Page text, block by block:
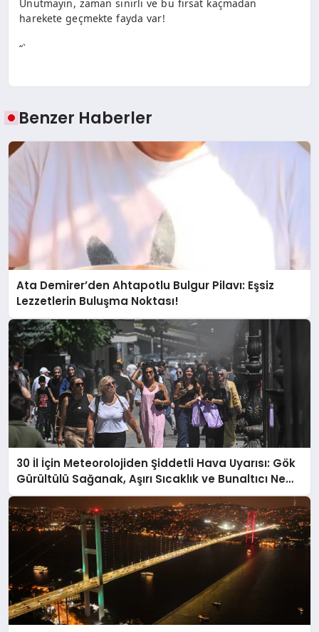
Unutmayın, zaman sınırlı ve bu fırsat kaçmadan
harekete geçmekte fayda var!
“`
Benzer Haberler
Ata Demirer’den Ahtapotlu Bulgur Pilavı: Eşsiz
Lezzetlerin Buluşma Noktası!
30 İl İçin Meteorolojiden Şiddetli Hava Uyarısı: Gök
Gürültülü Sağanak, Aşırı Sıcaklık ve Bunaltıcı Nem
Geliyor!